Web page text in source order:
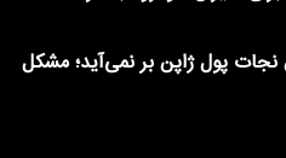
پول ژاپن بر نمی‌آید؛ مشکل